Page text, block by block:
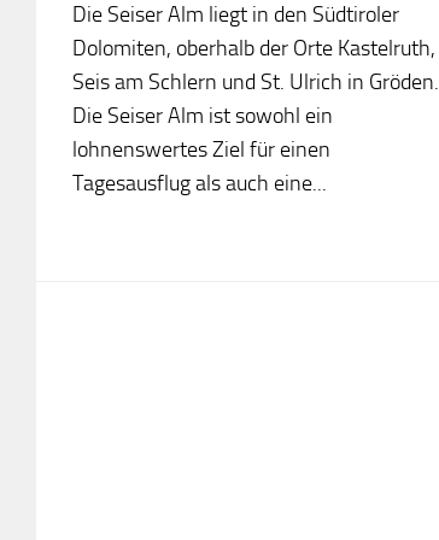
Die Seiser Alm liegt in den Südtiroler
Dolomiten, oberhalb der Orte Kastelruth,
Seis am Schlern und St. Ulrich in Gröden.
Die Seiser Alm ist sowohl ein
lohnenswertes Ziel für einen
Tagesausflug als auch eine...